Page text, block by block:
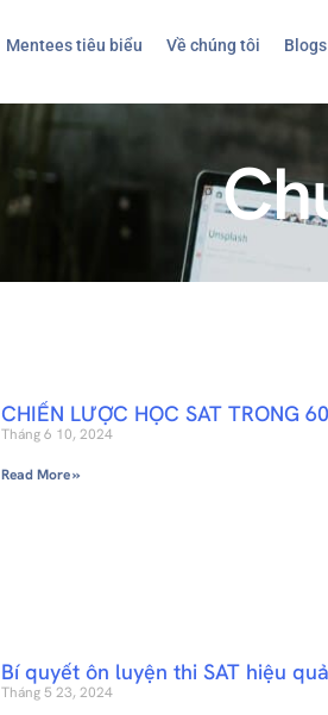
Mentees tiêu biểu Về chúng tôi Blogs
CHIẾN LƯỢC HỌC SAT TRONG
Tháng 6 10, 2024
Read More »
Bí quyết ôn luyện thi SAT hiệu quả
Tháng 5 23, 2024